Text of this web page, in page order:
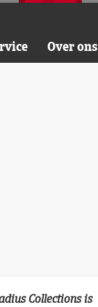
Over ons
Collections is